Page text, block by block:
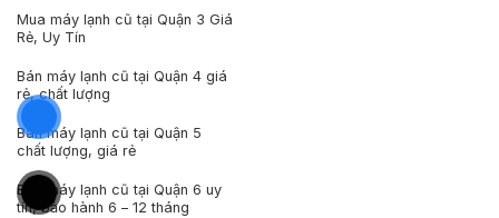
Mua máy lạnh cũ tại Quận 3 Giá
Rẻ, Uy Tín
Bán máy lạnh cũ tại Quận 4 giá
rẻ, chất lượng
Bán máy lạnh cũ tại Quận 5
chất lượng, giá rẻ
Bán máy lạnh cũ tại Quận 6 uy
tín, bảo hành 6 – 12 tháng